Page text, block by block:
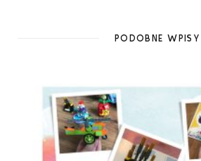
PODOBNE WPISY